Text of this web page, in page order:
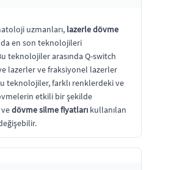
uzmanları, lazerle dövme
en son teknolojileri
teknolojiler arasında Q-switch
lazerler ve fraksiyonel lazerler
teknolojiler, farklı renklerdeki ve
etkili bir şekilde
dövme silme fiyatları kullanılan